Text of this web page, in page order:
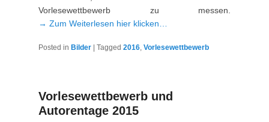
Vorlesewettbewerb zu messen.
→ Zum Weiterlesen hier klicken…
Posted in Bilder Tagged 2016, Vorlesewettbewerb
Vorlesewettbewerb und
Autorentage 2015